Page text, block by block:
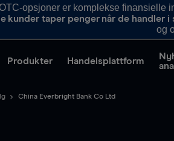
opsjoner er komplekse finansielle
kunder taper penger når de handler
og
Produkter Handelsplattform
China Everbright Bank Co Ltd